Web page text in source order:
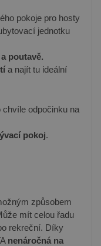
pokoje pro hosty
jednotku
poutavě.
a najít tu ideální
chvíle odpočinku na
pokoj.
způsobem
mít celou řadu
rekreční. Díky
nenáročná na